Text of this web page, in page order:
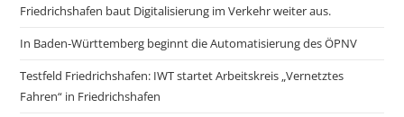
Friedrichshafen baut Digitalisierung im Verkehr weiter aus.
In Baden-Württemberg beginnt die Automatisierung des ÖPNV
Testfeld Friedrichshafen: IWT startet Arbeitskreis „Vernetztes
Fahren“ in Friedrichshafen